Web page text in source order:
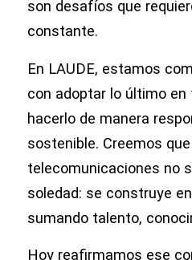
son desafíos que
constante.
En LAUDE, estamos
con adoptar lo último en
hacerlo de manera
sostenible. Creemos
telecomunicaciones no
soledad: se construye
sumando talento,
Hoy reafirmamos ese